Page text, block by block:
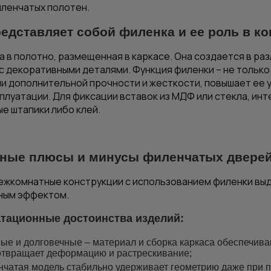
полотен.
собой филенка и ее роль в
вполотно, размещенная в каркасе. Она создается в
декоративными деталями. Функция филенки – не
дополнительной прочности и жесткости, повышает
Для фиксации вставок из МДФ илистекла,
штапики либо клей.
плюсы и минусы филенчатых
конструкции с использованием филенки
эффектом.
достоинства изделий:
и долговечные – материал и сборка каркаса
деформацию и растрескивание;
модель стабильно удерживает геометрию даже при